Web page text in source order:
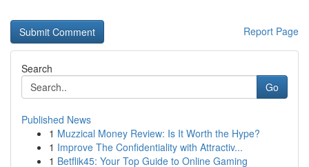
Report Page
Search
Go
Published News
1 Muzzical Money Review: Is It Worth the Hype?
1 Improve The Confidentiality with Attractiv...
1 Betflik45: Your Top Guide to Online Gaming